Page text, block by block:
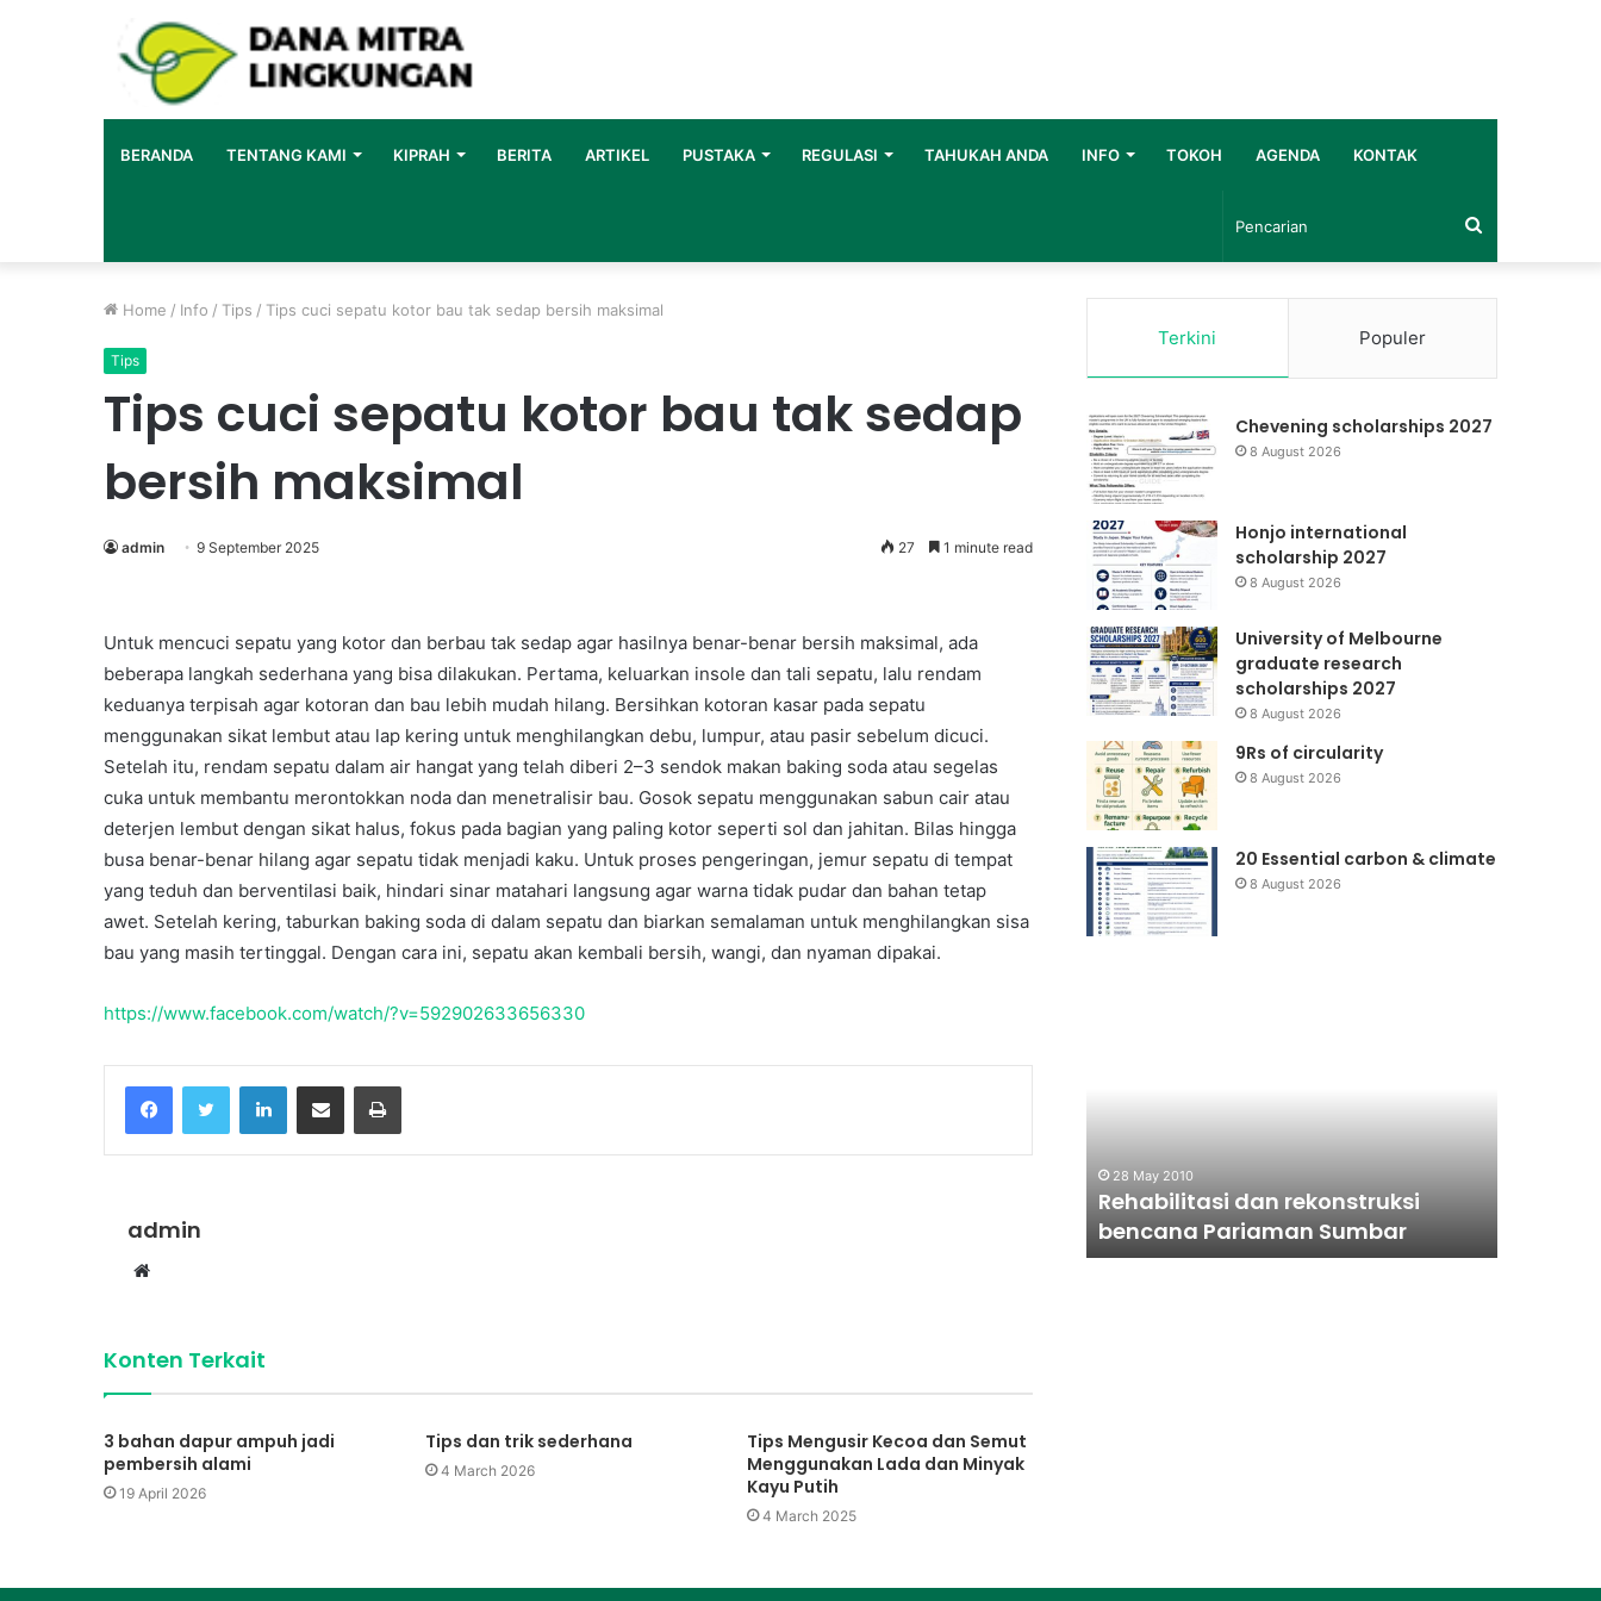
BERANDA TENTANG KAMI KIPRAH BERITA ARTIKEL PUSTAKA REGULASI TAHUKAH ANDA INFO TOKOH AGENDA KONTAK
Pencarian
Home / Info / Tips / Tips cuci sepatu kotor bau tak sedap bersih maksimal
Tips
Tips cuci sepatu kotor bau tak sedap
bersih maksimal
admin 9 September 2025 27 1 minute read
Untuk mencuci sepatu yang kotor dan berbau tak sedap agar hasilnya benar-benar bersih maksimal, ada
beberapa langkah sederhana yang bisa dilakukan. Pertama, keluarkan insole dan tali sepatu, lalu rendam
keduanya terpisah agar kotoran dan bau lebih mudah hilang. Bersihkan kotoran kasar pada sepatu
menggunakan sikat lembut atau lap kering untuk menghilangkan debu, lumpur, atau pasir sebelum dicuci.
Setelah itu, rendam sepatu dalam air hangat yang telah diberi 2–3 sendok makan baking soda atau segelas
cuka untuk membantu merontokkan noda dan menetralisir bau. Gosok sepatu menggunakan sabun cair atau
deterjen lembut dengan sikat halus, fokus pada bagian yang paling kotor seperti sol dan jahitan. Bilas hingga
busa benar-benar hilang agar sepatu tidak menjadi kaku. Untuk proses pengeringan, jemur sepatu di tempat
yang teduh dan berventilasi baik, hindari sinar matahari langsung agar warna tidak pudar dan bahan tetap
awet. Setelah kering, taburkan baking soda di dalam sepatu dan biarkan semalaman untuk menghilangkan sisa
bau yang masih tertinggal. Dengan cara ini, sepatu akan kembali bersih, wangi, dan nyaman dipakai.
https://www.facebook.com/watch/?v=592902633656330
FacebookTwitter LinkedInShare via Email Print
admin
Website
Konten Terkait
3 bahan dapur ampuh jadi
pembersih alami
19 April 2026
Tips dan trik sederhana
4 March 2026
Tips Mengusir Kecoa dan Semut
Menggunakan Lada dan Minyak
Kayu Putih
4 March 2025
Terkini Populer
Chevening scholarships 2027
8 August 2026
Honjo international
scholarship 2027
8 August 2026
University of Melbourne
graduate research
scholarships 2027
8 August 2026
9Rs of circularity
8 August 2026
20 Essential carbon & climate
8 August 2026
Peluncuran
:
Tata
Kelola
28 May 2010
Rehabilitasi dan rekonstruksi
bencana Pariaman Sumbar